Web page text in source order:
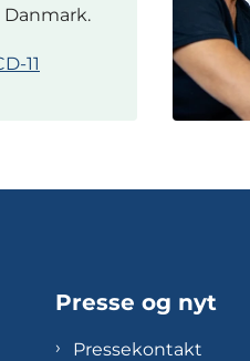
Danmark.
11
Presse og nyt
Pressekontakt